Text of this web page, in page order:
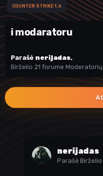
COUNTER STRIKE 1.6
i modaratoru
Parašė nerijadas,
Birželio 21 forume
nerijadas
Parašė Birželio